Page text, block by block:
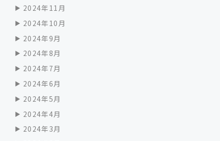
2024年11月
2024年10月
2024年9月
2024年8月
2024年7月
2024年6月
2024年5月
2024年4月
2024年3月